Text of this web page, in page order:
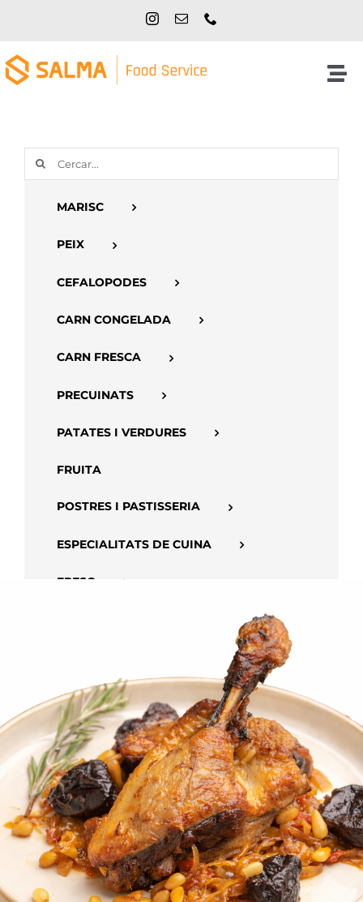
content
CATÀLEGS
Cerca
…
MARISC
PEIX
CEFALOPODES
CARN CONGELADA
CARN FRESCA
PRECUINATS
PATATES I VERDURES
FRUITA
POSTRES I PASTISSERIA
ESPECIALITATS DE CUINA
FRESC